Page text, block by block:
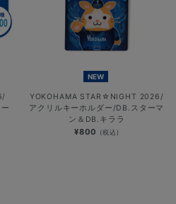
NEW
YOKOHAMA STAR☆NIGHT 2026/
アクリルキーホルダー/DB.スターマ
ン＆DB.キララ
¥800 (税込)